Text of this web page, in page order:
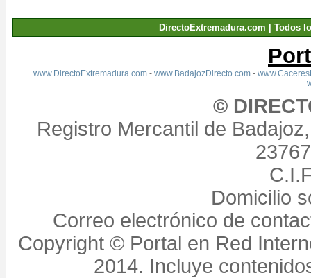
DirectoExtremadura.com | Todos
www.DirectoExtremadura.com- www.BadajozDirecto.com-
©
Registro Mercantil de
Domicilio
Correo electrónico de
Copyright © Portal en Red
2014. Incluye